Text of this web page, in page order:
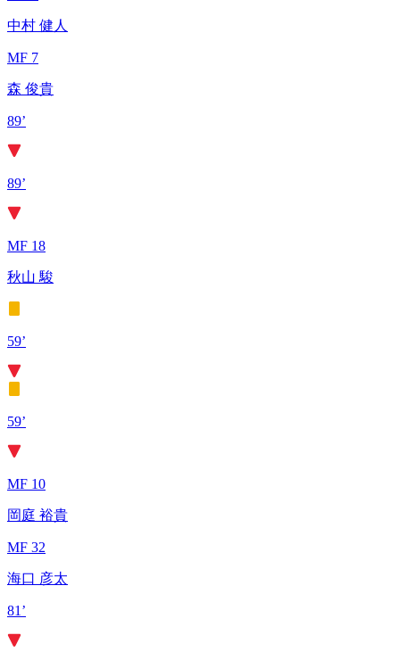
中村 健人
MF 7
森 俊貴
89’
89’
MF 18
秋山 駿
59’
59’
MF 10
岡庭 裕貴
MF 32
海口 彦太
81’